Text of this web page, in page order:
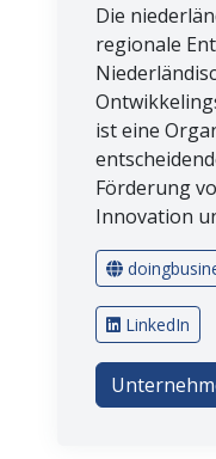
Die
regionale
ist eine
Förderung
Innovation
LinkedIn